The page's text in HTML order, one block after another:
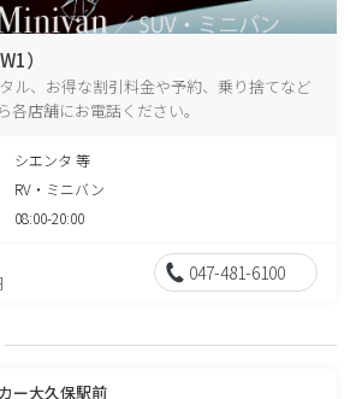
）
ル、お得な割引料金や予約、乗り捨てなど
各店舗にお電話ください。
シエンタ 等
RV・ミニバン
08:00-20:00
047-481-6100
ー大久保駅前